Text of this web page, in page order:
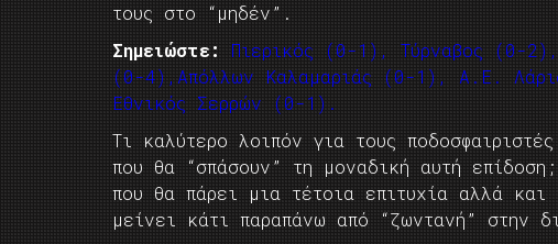
τους στο “μηδέν”.
Σημειώστε:
Πιερικός (0-1), Τύρναβος (0-
(0-4),Απόλλων Καλαμαριάς (0-1), Α.Ε.
Εθνικός Σερρών (0-1).
Τι καλύτερο λοιπόν για τους
που θα “σπάσουν” τη μοναδική αυτή
που θα πάρει μια τέτοια επιτυχία αλλά
μείνει κάτι παραπάνω από “ζωντανή” στην